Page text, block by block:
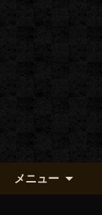
黒毛和
メニュー